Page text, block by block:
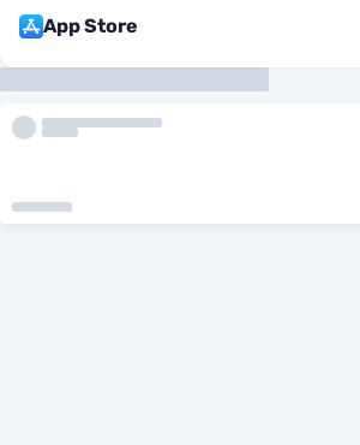
App Store